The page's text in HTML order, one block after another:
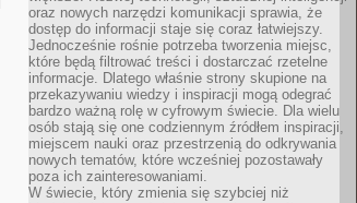
oraz nowych narzędzi komunikacji sprawia, że
dostęp do informacji staje się coraz łatwiejszy.
Jednocześnie rośnie potrzeba tworzenia miejsc,
które będą filtrować treści i dostarczać rzetelne
informacje. Dlatego właśnie strony skupione na
przekazywaniu wiedzy i inspiracji mogą odegrać
bardzo ważną rolę w cyfrowym świecie. Dla wielu
osób stają się one codziennym źródłem inspiracji,
miejscem nauki oraz przestrzenią do odkrywania
nowych tematów, które wcześniej pozostawały
poza ich zainteresowaniami.
W świecie, który zmienia się szybciej niż